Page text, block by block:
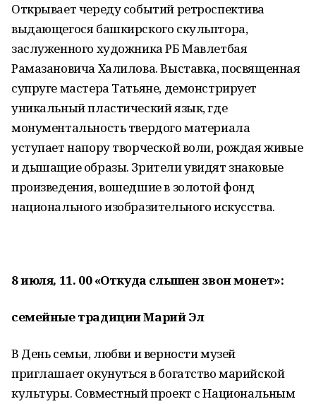
Открывает череду событий ретроспектива
выдающегося башкирского скульптора,
заслуженного художника РБ Мавлетбая
Рамазановича Халилова. Выставка, посвященная
супруге мастера Татьяне, демонстрирует
уникальный пластический язык, где
монументальность твердого материала
уступает напору творческой воли, рождая живые
и дышащие образы. Зрители увидят знаковые
произведения, вошедшие в золотой фонд
национального изобразительного искусства.
8 июля, 11. 00 «Откуда слышен звон монет»:
семейные традиции Марий Эл
В День семьи, любви и верности музей
приглашает окунуться в богатство марийской
культуры. Совместный проект с Национальным